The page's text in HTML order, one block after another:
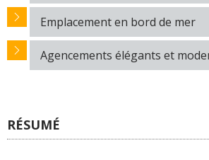
Emplacement en bord de mer
Agencements élégants et
RÉSUMÉ